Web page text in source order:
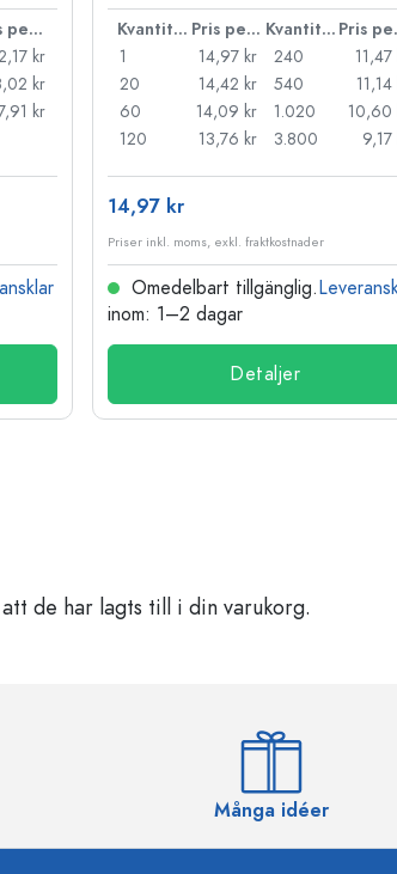
Pris per styck
kr
kr
kr
Kvantitet Pris per styck Kvantitet
1
14,97 kr
20
14,42 kr
60
14,09 kr
120
13,76 kr
240
540
1.020
10,60
3.800
9,17
14,97 kr
Priser inkl. moms, exkl. fraktkostnader
Omedelbart tillgänglig.
inom: 1–2 dagar
Detaljer
de har lagts till i din varukorg.
Många idéer